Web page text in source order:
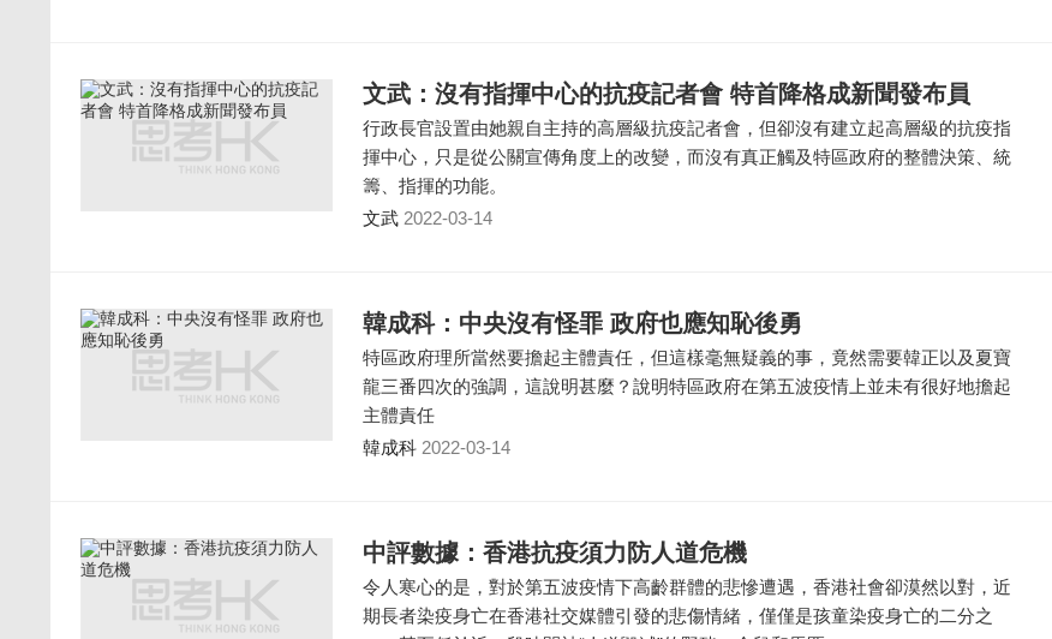
文武：沒有指揮中心的抗疫記者會 特首降格成新聞發布員
行政長官設置由她親自主持的高層級抗疫記者會，但卻沒有建立起高層級的抗疫指
揮中心，只是從公關宣傳角度上的改變，而沒有真正觸及特區政府的整體決策、統
籌、指揮的功能。
文武 2022-03-14
韓成科：中央沒有怪罪 政府也應知恥後勇
特區政府理所當然要擔起主體責任，但這樣毫無疑義的事，竟然需要韓正以及夏寶
龍三番四次的強調，這說明甚麼？說明特區政府在第五波疫情上並未有很好地擔起
主體責任
韓成科 2022-03-14
中評數據：香港抗疫須力防人道危機
令人寒心的是，對於第五波疫情下高齡群體的悲慘遭遇，香港社會卻漠然以對，近
期長者染疫身亡在香港社交媒體引發的悲傷情緒，僅僅是孩童染疫身亡的二分之